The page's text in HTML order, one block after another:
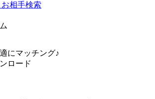
お相手検索
にマッチング♪
ロード